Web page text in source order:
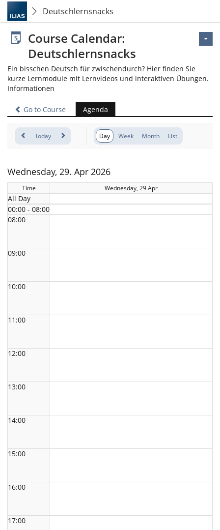
Deutschlernsnacks
Course Calendar:
Deutschlernsnacks
Ein bisschen Deutsch für zwischendurch? Hier finden Sie
kurze Lernmodule mit Lernvideos und interaktiven Übungen.
Informationen
Go to Course Agenda
Today Day Week Month List
Wednesday, 29. Apr 2026
Time Wednesday, 29 Apr
All Day
00:00 - 08:00
08:00
09:00
10:00
11:00
12:00
13:00
14:00
15:00
16:00
17:00